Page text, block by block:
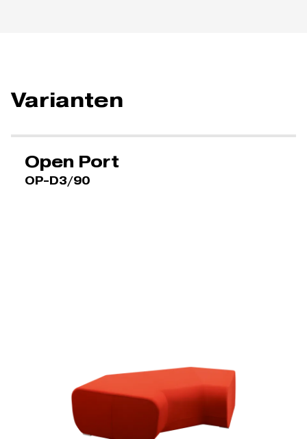
Varianten
Open Port
OP-D3/90